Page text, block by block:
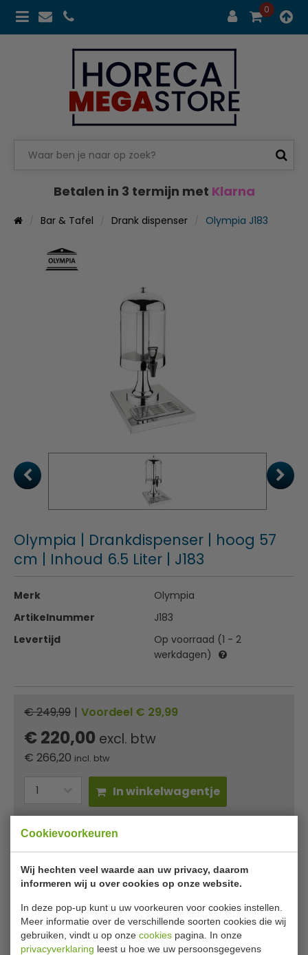
Cookievoorkeuren
Wij hechten veel waarde aan uw privacy, daarom
informeren wij u over cookies op onze website.
In deze pop-up kunt u uw voorkeuren voor cookies instellen.
Meer informatie over de verschillende soorten cookies die wij
gebruiken, vindt u op onze cookies pagina. In onze
privacyverklaring leest u hoe we uw persoonsgegevens
0
Betalen in 3 termijn met Klarna
Bar & Tafel Drank dispenser Olympia J183
Olympia | Drankdispenser | hoog 57
cm | Inhoud 6.5 Liter | J183
Merk
Olympia
Artikelnummer
J183
Levertijd
Op voorraad (1 - 2
werkdagen)
€ 249,99 | Voordeel € 29,99
€ 220,00 excl. btw
€ 266,20 incl. btw
In winkelwagentje
prijsgarantie
Olympia drankdispenser inhoud 6,5
liter